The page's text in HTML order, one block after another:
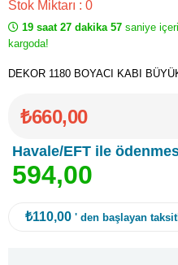
Stok Miktarı : 0
19 saat 27 dakika 57 saniye
kargoda!
DEKOR 1180 BOYACI KABI
₺660,00
Havale/EFT ile
594,00
₺110,00 ' den başlayan